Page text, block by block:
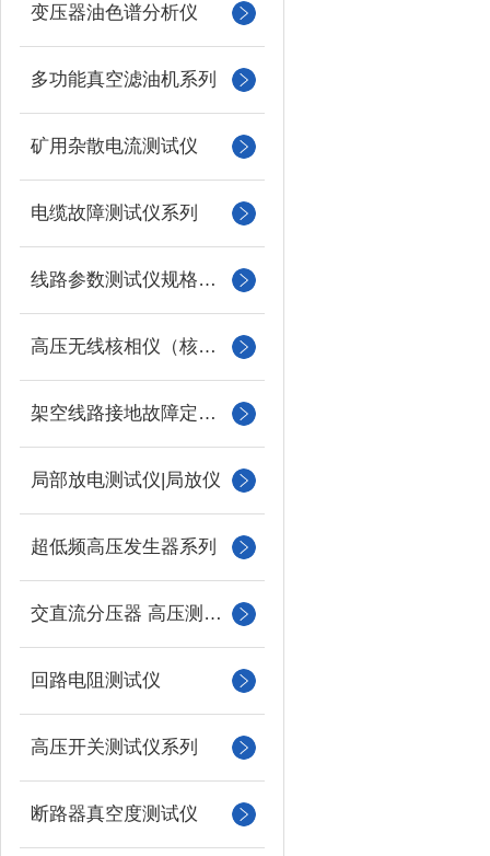
变压器油色谱分析仪
多功能真空滤油机系列
矿用杂散电流测试仪
电缆故障测试仪系列
线路参数测试仪规格型号
高压无线核相仪（核相器）
架空线路接地故障定位仪
局部放电测试仪|局放仪
超低频高压发生器系列
交直流分压器 高压测量仪
回路电阻测试仪
高压开关测试仪系列
断路器真空度测试仪